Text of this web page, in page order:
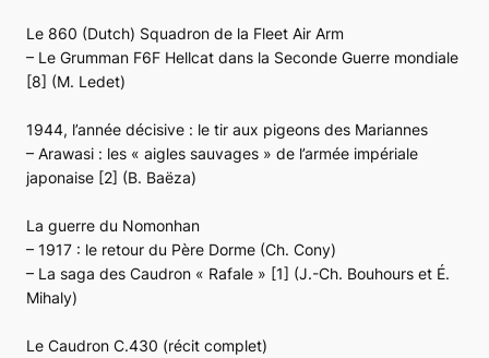
Le 860 (Dutch) Squadron de la Fleet Air Arm
– Le Grumman F6F Hellcat dans la Seconde Guerre mondiale
[8] (M. Ledet)
1944, l’année décisive : le tir aux pigeons des Mariannes
– Arawasi : les « aigles sauvages » de l’armée impériale
japonaise [2] (B. Baëza)
La guerre du Nomonhan
– 1917 : le retour du Père Dorme (Ch. Cony)
– La saga des Caudron « Rafale » [1] (J.-Ch. Bouhours et É.
Mihaly)
Le Caudron C.430 (récit complet)